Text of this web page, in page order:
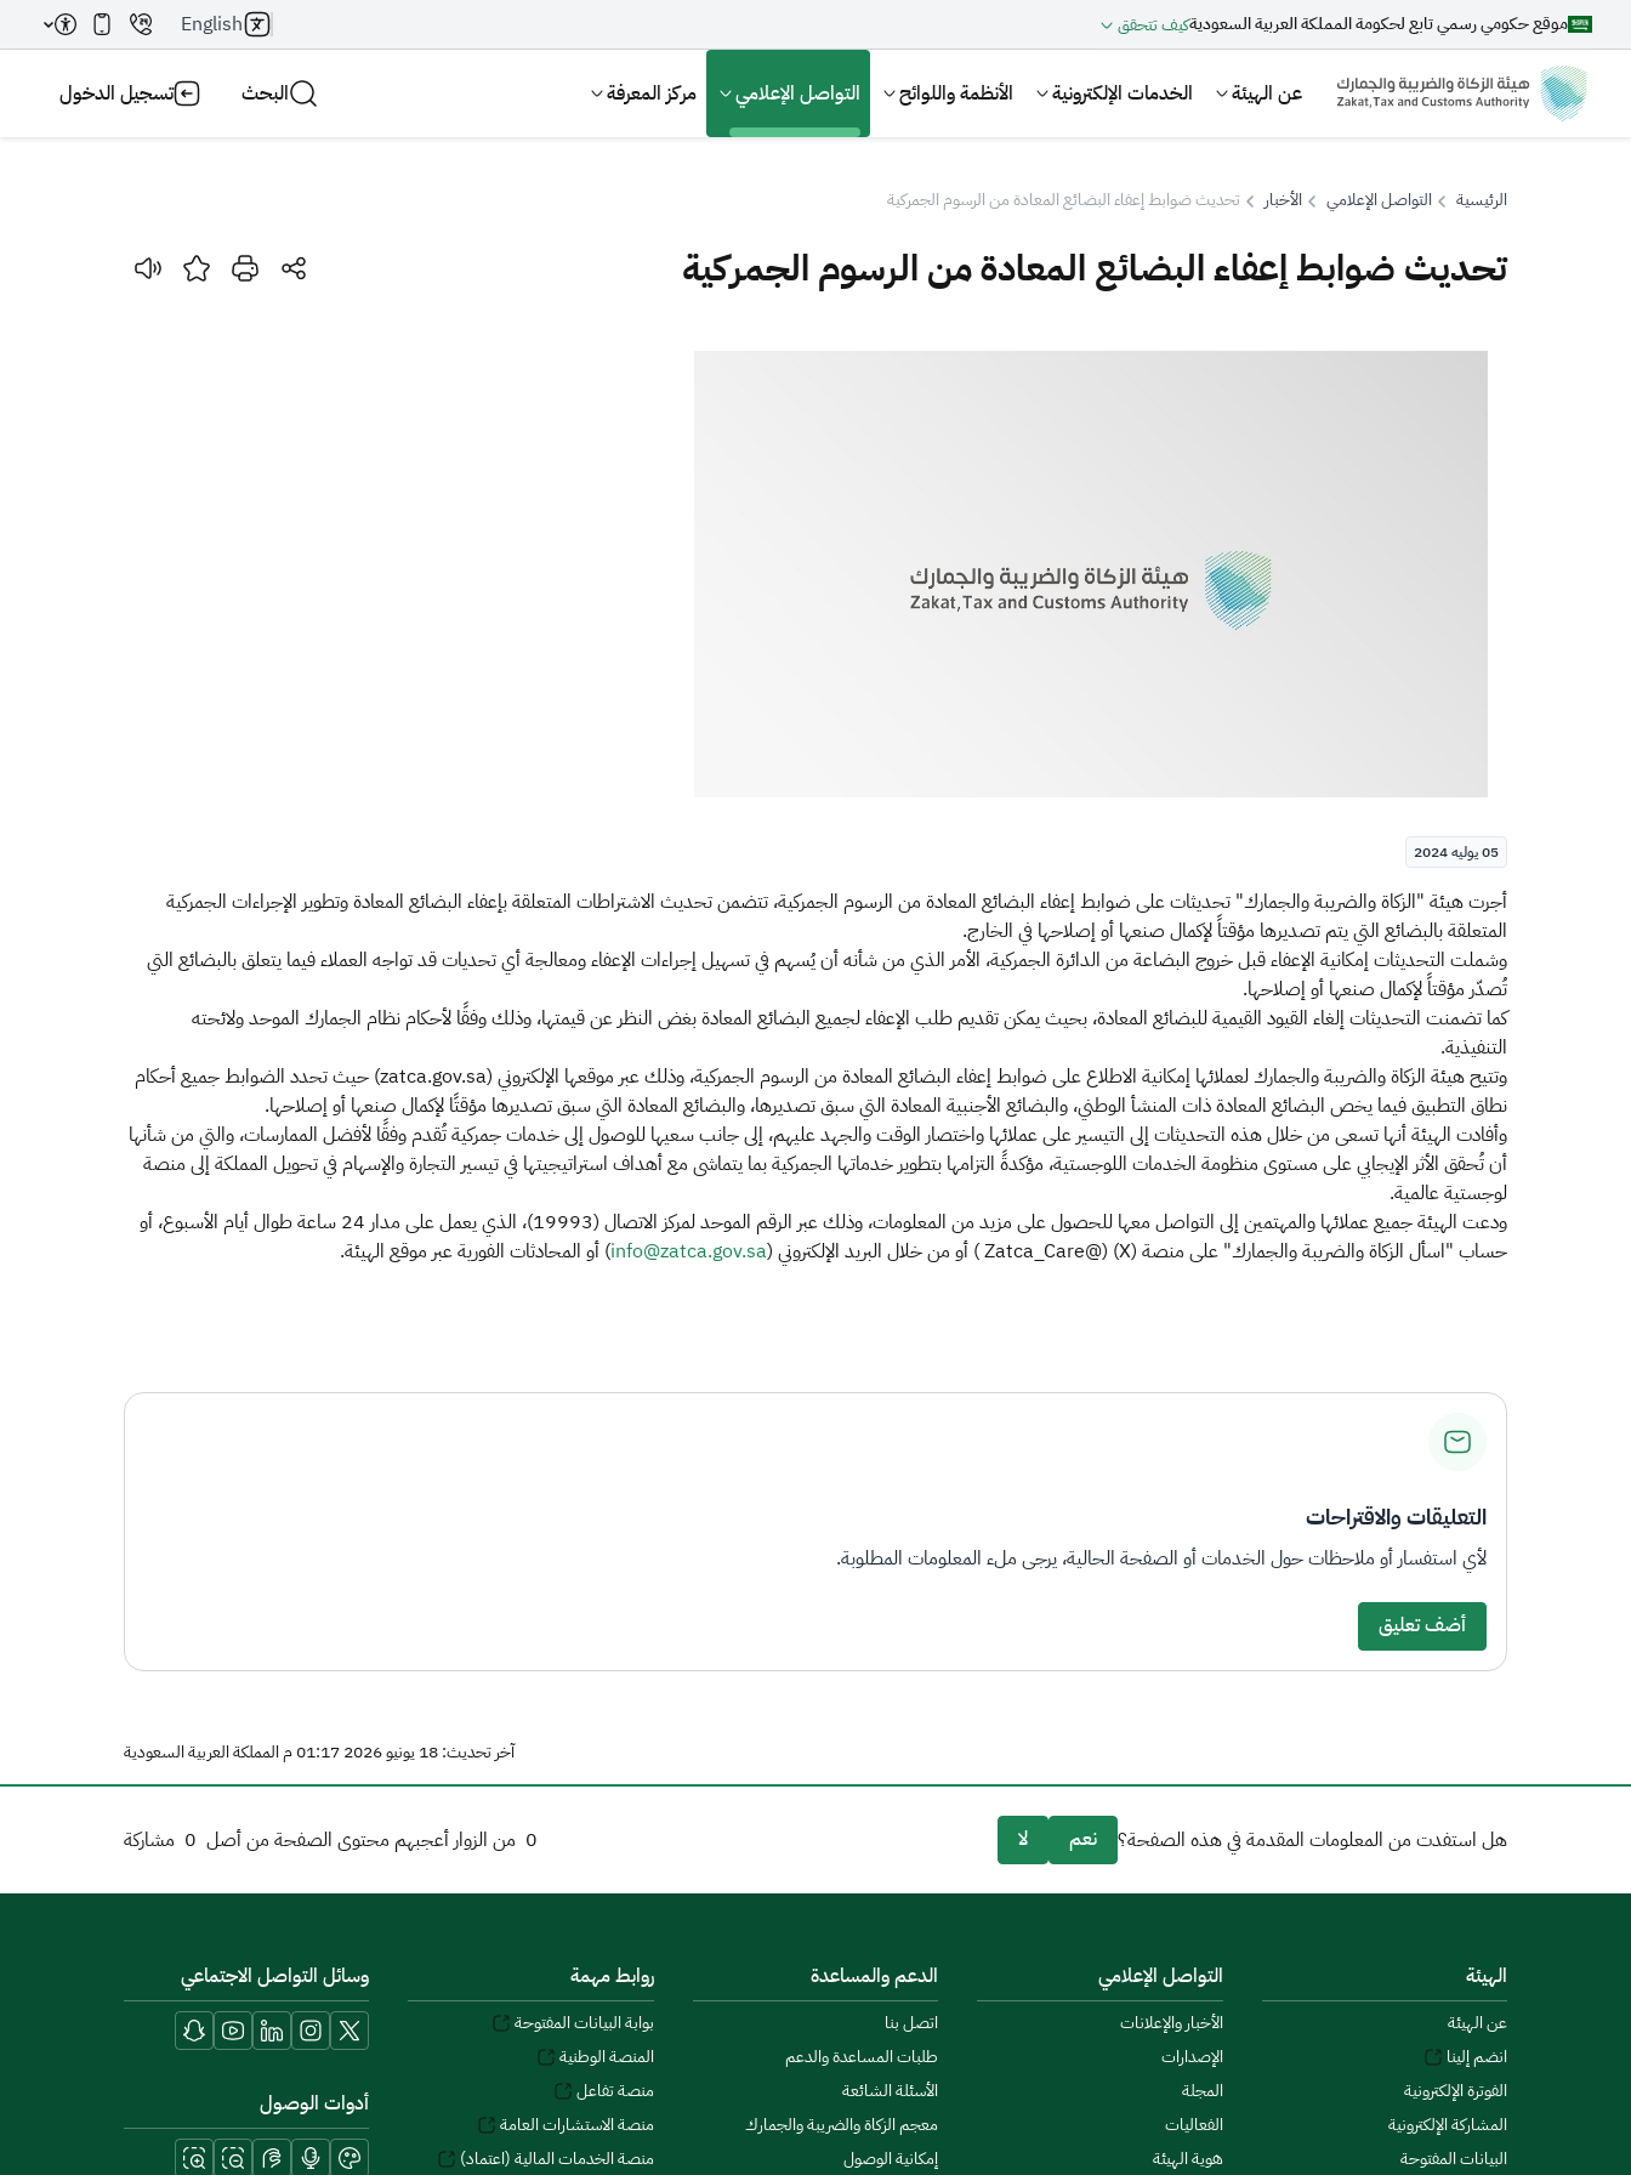
موقع حكومي رسمي تابع لحكومة المملكة العربية السعوديةكيف تتحقق English
عن الهيئة الخدمات الإلكترونية الأنظمة واللوائح التواصل الإعلامي مركز المعرفة البحث تسجيل الدخول
بحث
الرئيسية التواصل الإعلامي الأخبار تحديث ضوابط إعفاء البضائع المعادة من الرسوم الجمركية
تحديث ضوابط إعفاء البضائع المعادة من الرسوم الجمركية
05 يوليه 2024
​​​​​​​أجرت هيئة "الزكاة والضريبة والجمارك" تحديثات على ضوابط إعفاء البضائع المعادة من الرسوم الجمركية، تتضمن تحديث الاشتراطات المتعلقة بإعفاء البضائع المعادة وتطوير الإجراءات الجمركية
المتعلقة بالبضائع التي يتم تصديرها مؤقتاً لإكمال صنعها أو إصلاحها في الخارج.
وشملت التحديثات إمكانية الإعفاء قبل خروج البضاعة من الدائرة الجمركية، الأمر الذي من شأنه أن يُسهم في تسهيل إجراءات الإعفاء ومعالجة أي تحديات قد تواجه العملاء فيما يتعلق بالبضائع التي
تُصدّر مؤقتاً لإكمال صنعها أو إصلاحها.
كما تضمنت التحديثات إلغاء القيود القيمية للبضائع المعادة، بحيث يمكن تقديم طلب الإعفاء لجميع البضائع المعادة بغض النظر عن قيمتها، وذلك وفقًا لأحكام نظام الجمارك الموحد ولائحته
التنفيذية.
وتتيح هيئة الزكاة والضريبة والجمارك لعملائها إمكانية الاطلاع على ضوابط إعفاء البضائع المعادة من الرسوم الجمركية، وذلك عبر موقعها الإلكتروني (zatca.gov.sa) حيث تحدد الضوابط جميع أحكام
نطاق التطبيق فيما يخص البضائع المعادة ذات المنشأ الوطني، والبضائع الأجنبية المعادة التي سبق تصديرها، والبضائع المعادة التي سبق تصديرها مؤقتًا لإكمال صنعها أو إصلاحها.
وأفادت الهيئة أنها تسعى من خلال هذه التحديثات إلى التيسير على عملائها واختصار الوقت والجهد عليهم، إلى جانب سعيها للوصول إلى خدمات جمركية تُقدم وفقًا لأفضل الممارسات، والتي من شأنها
أن تُحقق الأثر الإيجابي على مستوى منظومة الخدمات اللوجستية، مؤكدةً التزامها بتطوير خدماتها الجمركية بما يتماشى مع أهداف استراتيجيتها في تيسير التجارة والإسهام في تحويل المملكة إلى منصة
لوجستية عالمية.
ودعت الهيئة جميع عملائها والمهتمين إلى التواصل معها للحصول على مزيد من المعلومات، وذلك عبر الرقم الموحد لمركز الاتصال (19993)، الذي يعمل على مدار 24 ساعة طوال أيام الأسبوع، أو
حساب "اسأل الزكاة والضريبة والجمارك" على منصة (X) (@Zatca_Care ) أو من خلال البريد الإلكتروني (
info@zatca.gov.sa) أو المحادثات الفورية عبر موقع الهيئة. ​
التعليقات والاقتراحات
لأي استفسار أو ملاحظات حول الخدمات أو الصفحة الحالية، يرجى ملء المعلومات المطلوبة.
أضف تعليق
آخر تحديث: 18 يونيو 2026 01:17 م المملكة العربية السعودية
0 من الزوار أعجبهم محتوى الصفحة من أصل 0 مشاركة هل استفدت من المعلومات المقدمة في هذه الصفحة؟ نعم لا
الهيئة
عن الهيئة
انضم إلينا
الفوترة الإلكترونية
المشاركة الإلكترونية
البيانات المفتوحة
التواصل الإعلامي
الأخبار والإعلانات
الإصدارات
المجلة
الفعاليات
هوية الهيئة
الدعم والمساعدة
اتصل بنا
طلبات المساعدة والدعم
الأسئلة الشائعة
معجم الزكاة والضريبة والجمارك
إمكانية الوصول
روابط مهمة
بوابة البيانات المفتوحة
المنصة الوطنية
منصة تفاعل
منصة الاستشارات العامة
منصة الخدمات المالية (اعتماد)
وسائل التواصل الاجتماعي
أدوات الوصول